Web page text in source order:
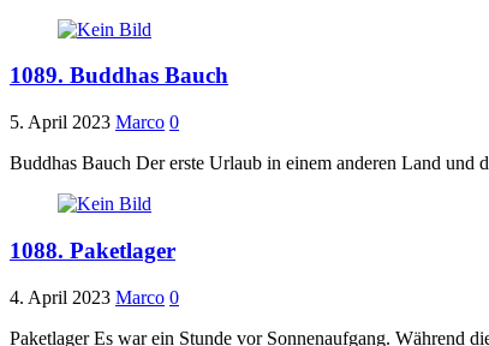
1089. Buddhas Bauch
5. April 2023 Marco 0
Buddhas Bauch Der erste Urlaub in einem anderen Land und
1088. Paketlager
4. April 2023 Marco 0
Paketlager Es war ein Stunde vor Sonnenaufgang. Während